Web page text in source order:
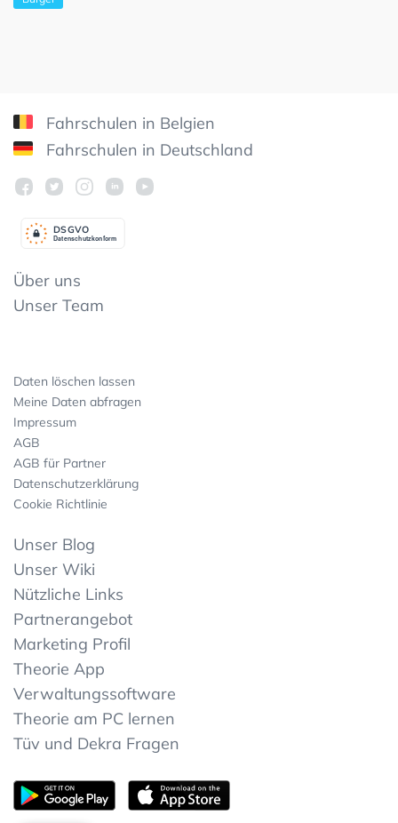
Fahrschulen in Belgien
Fahrschulen in Deutschland
Datenschutzkonform
DSGVO
Über uns
Unser Team
Daten löschen lassen
Meine Daten abfragen
Impressum
AGB
AGB für Partner
Datenschutzerklärung
Cookie Richtlinie
Unser Blog
Unser Wiki
Nützliche Links
Partnerangebot
Marketing Profil
Theorie App
Verwaltungssoftware
Theorie am PC lernen
Tüv und Dekra Fragen